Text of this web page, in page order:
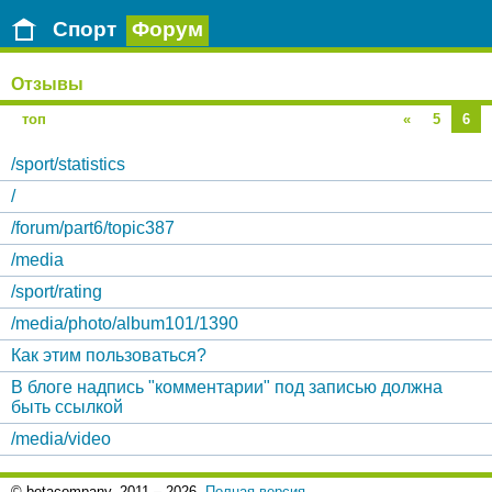
Спорт Форум
Отзывы
топ « 5 6
/sport/statistics
/
/forum/part6/topic387
/media
/sport/rating
/media/photo/album101/1390
Как этим пользоваться?
В блоге надпись "комментарии" под записью должна
быть ссылкой
/media/video